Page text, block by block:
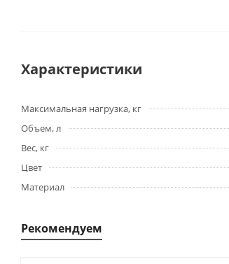
Характеристики
Максимальная нагрузка, кг
Объем, л
Вес, кг
Цвет
Материал
Рекомендуем